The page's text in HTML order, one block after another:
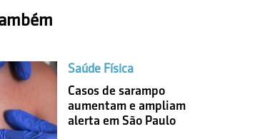
Saúde Física
Casos de sarampo
aumentam e ampliam
alerta em São Paulo